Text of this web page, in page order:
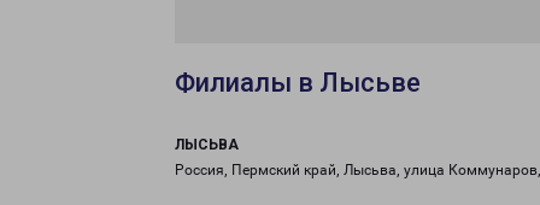
Филиалы в Лысьве
ЛЫСЬВА
Россия, Пермский край, Лысьва, улица